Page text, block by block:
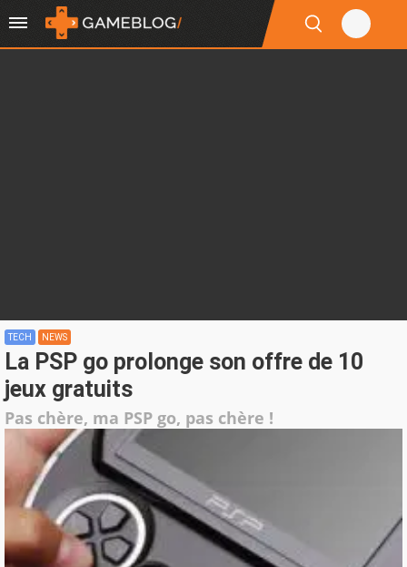
TECH NEWS
La PSP go prolonge son offre de 10
jeux gratuits
Pas chère, ma PSP go, pas chère !